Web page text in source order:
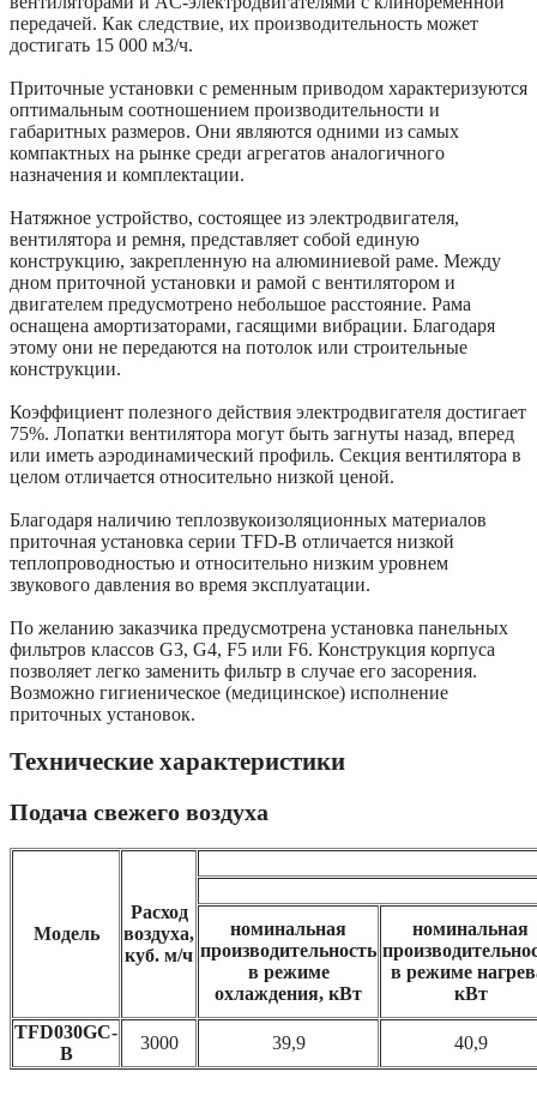
передачей. Как следствие, их производительность может
достигать 15 000 м3/ч.
Приточные установки с ременным приводом характеризуются
оптимальным соотношением производительности и
габаритных размеров. Они являются одними из самых
компактных на рынке среди агрегатов аналогичного
назначения и комплектации.
Натяжное устройство, состоящее из электродвигателя,
вентилятора и ремня, представляет собой единую
конструкцию, закрепленную на алюминиевой раме. Между
дном приточной установки и рамой с вентилятором и
двигателем предусмотрено небольшое расстояние. Рама
оснащена амортизаторами, гасящими вибрации. Благодаря
этому они не передаются на потолок или строительные
конструкции.
Коэффициент полезного действия электродвигателя достигает
75%. Лопатки вентилятора могут быть загнуты назад, вперед
или иметь аэродинамический профиль. Секция вентилятора в
целом отличается относительно низкой ценой.
Благодаря наличию теплозвукоизоляционных материалов
приточная установка серии TFD-B отличается низкой
теплопроводностью и относительно низким уровнем
звукового давления во время эксплуатации.
По желанию заказчика предусмотрена установка панельных
фильтров классов G3, G4, F5 или F6. Конструкция корпуса
позволяет легко заменить фильтр в случае его засорения.
Возможно гигиеническое (медицинское) исполнение
приточных установок.
Технические характеристики
Подача свежего воздуха
Модель
Расход
воздуха,
куб. м/ч
номинальная
производительность
в режиме
охлаждения, кВт
номинальная
в режиме
кВт
TFD030GC-
B
3000 39,9 40,9